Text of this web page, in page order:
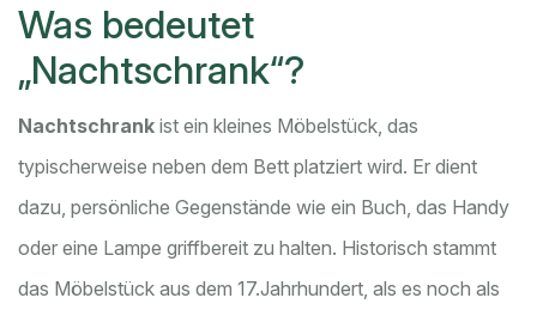
Was bedeutet
„Nachtschrank“?
Nachtschrank ist ein kleines Möbelstück, das
typischerweise neben dem Bett platziert wird. Er dient
dazu, persönliche Gegenstände wie ein Buch, das Handy
oder eine Lampe griffbereit zu halten. Historisch stammt
das Möbelstück aus dem 17.Jahrhundert, als es noch als